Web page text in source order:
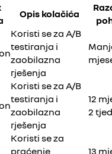
Opis kolačića
Koristi se za A/B
testiranja i
zaobilazna
rješenja
Koristi se za A/B
testiranja i
zaobilazna
rješenja
12
2
Koristi se za
praćenje
13